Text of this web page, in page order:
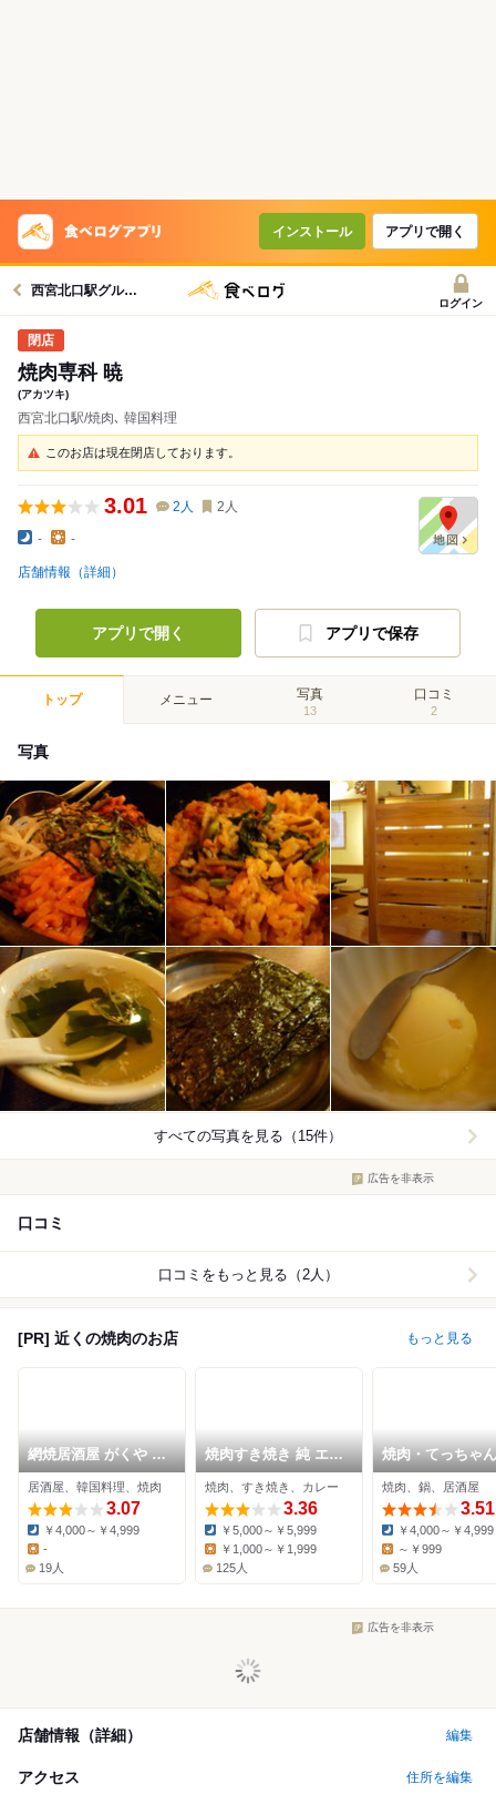
インストール アプリで開く
西宮北口駅グルメへ
ログイン
焼肉専科 暁
(アカツキ)
西宮北口駅/焼肉､ 韓国料理
このお店は現在閉店しております。
3.01 2 人 2 人
- -
店舗情報（詳細）
アプリで開く アプリで保存
トップ メニュー 写真
13
口コミ
2
写真
すべての写真を見る（15件）
広告を非表示
口コミ
口コミをもっと見る（2人）
[PR] 近くの焼肉のお店 もっと見る
網焼居酒屋 がくや 西
宮北口店
居酒屋、韓国料理、焼肉
3.07
Dinner:
￥4,000～￥4,999
Lunch:
-
19人
焼肉すき焼き 純 エビ
スタ西宮店
焼肉、すき焼き、カレー
3.36
Dinner:
￥5,000～￥5,999
￥1,000～￥1,999
125人
焼肉・てっちゃ
銀衛見
焼肉、鍋、居酒屋
3.51
Dinner:
￥4,000～￥4,999
Lunch:
～￥999
59人
広告を非表示
店舗情報（詳細） 編集
アクセス 住所を編集